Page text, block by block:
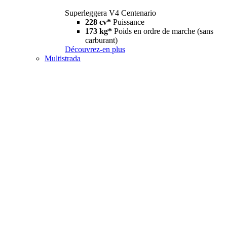
Superleggera V4 Centenario
228 cv* Puissance
173 kg* Poids en ordre de marche (sans
carburant)
Découvrez-en plus
Multistrada